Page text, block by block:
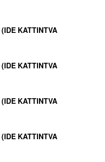
(IDE KATTINTVA
(IDE KATTINTVA
(IDE KATTINTVA
(IDE KATTINTVA